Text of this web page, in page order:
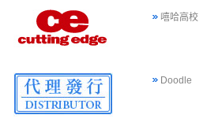
嘻哈高校
Doodle